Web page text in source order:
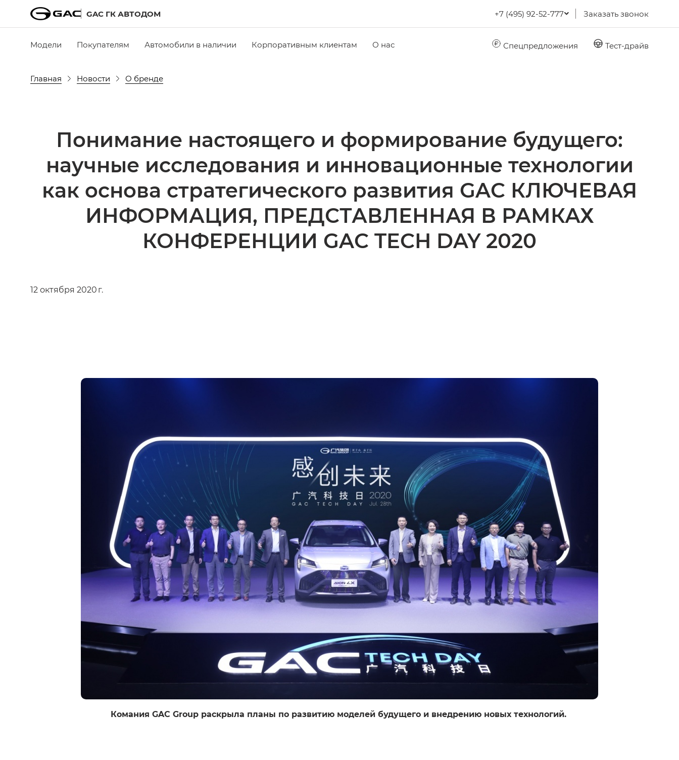
GAC ГК АВТОДОМ +7 (495) 92-52-777 Заказать звонок
Модели Покупателям Автомобили в наличии Корпоративным клиентам О нас Спецпредложения Тест-драйв
Главная Новости О бренде
Понимание настоящего и формирование будущего:
научные исследования и инновационные технологии
как основа стратегического развития GAC КЛЮЧЕВАЯ
ИНФОРМАЦИЯ, ПРЕДСТАВЛЕН­НАЯ В РАМКАХ
КОНФЕРЕНЦИИ GAC TECH DAY 2020
12 октября 2020 г.
Комания GAC Group раскрыла планы по развитию моделей будущего и внедрению новых технологий.